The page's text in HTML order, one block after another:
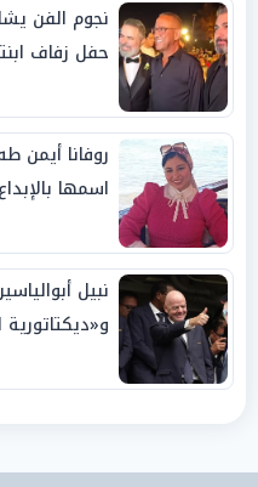
نجوم الفن
حفل زفاف
روفانا أيمن
اسمها
نبيل